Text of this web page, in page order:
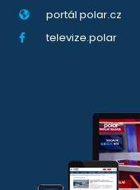
portál polar.cz
televize.polar